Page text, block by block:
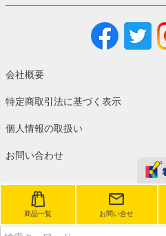
商品一覧 お問い合せ
会社概要
特定商取引法に基づく表示
個人情報の取扱い
お問い合わせ